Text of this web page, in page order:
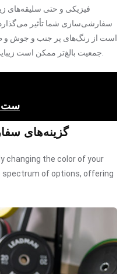
فیزیکی و حتی سلیقه‌های
سفارشی‌سازی شما تأثیر
است از رنگ‌های پر جنب و جوش و
ست
گزینه‌های
changing the color of your
of options, offering